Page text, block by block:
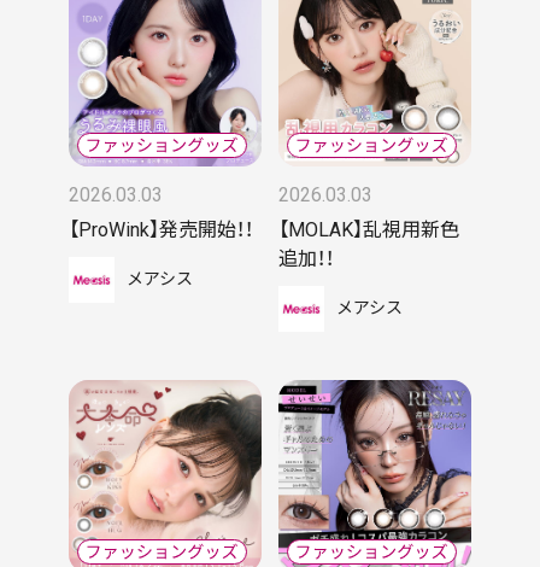
2026.03.03
【ProWink】発売開始！！
メアシス
2026.03.03
【MOLAK】乱視用新色
追加！！
メアシス